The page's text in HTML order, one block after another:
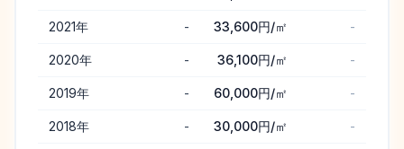
2021年 - 33,600円/㎡ -
2020年 - 36,100円/㎡ -
2019年 - 60,000円/㎡ -
2018年 - 30,000円/㎡ -